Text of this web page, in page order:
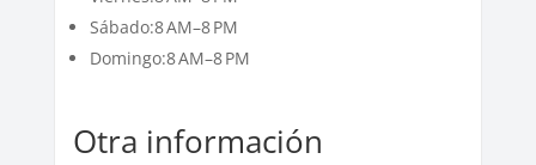
Sábado:8 AM–8 PM
Domingo:8 AM–8 PM
Otra información